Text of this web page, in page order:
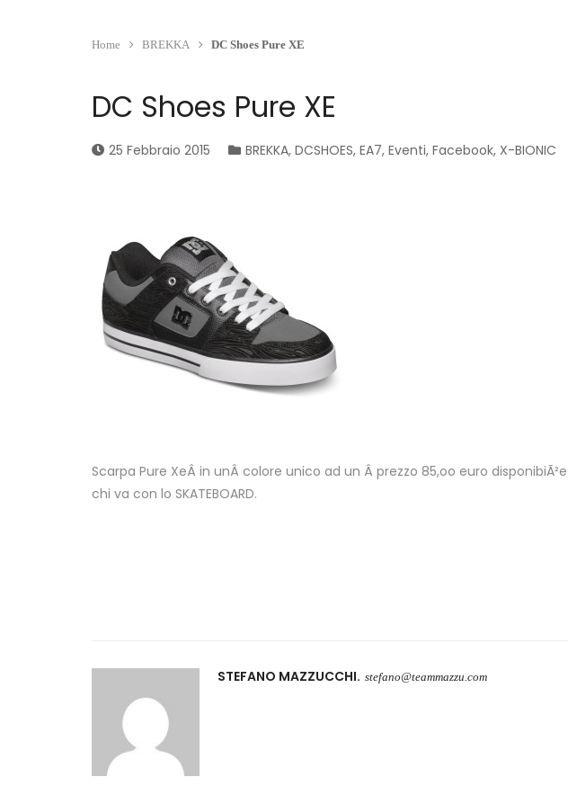
Home BREKKA DC Shoes Pure XE
DC Shoes Pure XE
25 Febbraio 2015 BREKKA, DCSHOES, EA7, Eventi, Facebook, X-BIONIC
Scarpa Pure XeÂ in unÂ colore unico ad un Â prezzo 85,oo euro
chi va con lo SKATEBOARD.
STEFANO MAZZUCCHI stefano@teammazzu.com